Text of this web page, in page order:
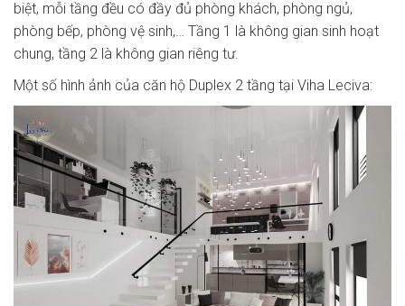
biệt, mỗi tầng đều có đầy đủ phòng khách, phòng ngủ,
phòng bếp, phòng vệ sinh,… Tầng 1 là không gian sinh hoạt
chung, tầng 2 là không gian riêng tư.
Một số hình ảnh của căn hộ Duplex 2 tầng tại Viha Leciva: